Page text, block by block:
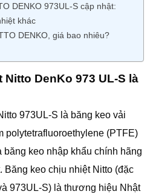
DENKO 973UL-S cập nhật:
khác
DENKO, giá bao nhiêu?
DenKo 973 UL-S là
973UL-S là băng keo vải
polytetrafluoroethylene (PTFE)
băng keo nhập khẩu chính hãng
keo chịu nhiệt Nitto (đặc
973UL-S) là thương hiệu Nhật